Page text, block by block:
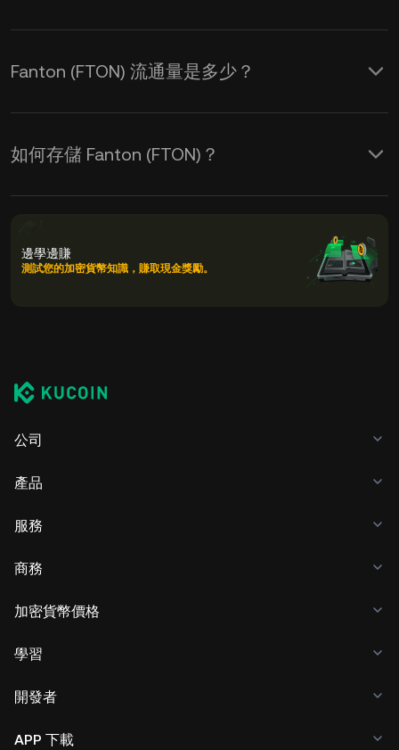
Fanton (FTON) 流通量是多少？
如何存儲 Fanton (FTON)？
邊學邊賺
測試您的加密貨幣知識，賺取現金獎勵。
公司
產品
服務
商務
加密貨幣價格
學習
開發者
APP 下載